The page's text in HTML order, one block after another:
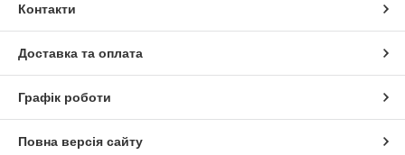
Контакти
Доставка та оплата
Графік роботи
Повна версія сайту